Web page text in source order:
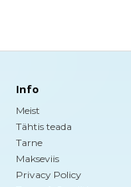
Info
Meist
Tähtis teada
Tarne
Makseviis
Privacy Policy